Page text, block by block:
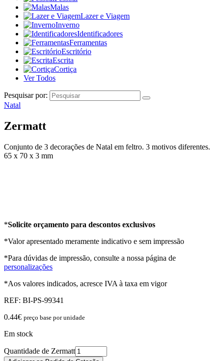
Malas
Lazer e Viagem
Inverno
Identificadores
Ferramentas
Escritório
Escrita
Cortiça
Ver Todos
Pesquisar por:
Natal
Zermatt
Conjunto de 3 decorações de Natal em feltro. 3 motivos diferentes.
65 x 70 x 3 mm
*Solicite orçamento para descontos exclusivos
*Valor apresentado meramente indicativo e sem impressão
*Para dúvidas de impressão, consulte a nossa página de
personalizações
*Aos valores indicados, acresce IVA à taxa em vigor
REF: BI-PS-99341
0.44€ preço base por unidade
Em stock
Quantidade de Zermatt